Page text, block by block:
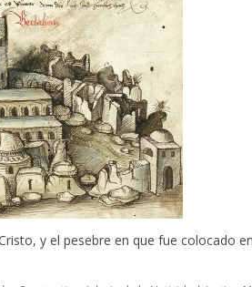
y el pesebre en que fue colocado